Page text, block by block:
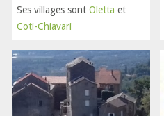
Ses villages sont Oletta et
Coti-Chiavari